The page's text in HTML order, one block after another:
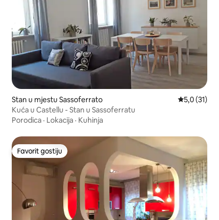
Stan u mjestu Sassoferrato Prosječna
5,0 (31)
Kuća u Castellu - Stan u Sassoferratu
Porodica · Lokacija · Kuhinja
Favorit gostiju
Favorit gostiju